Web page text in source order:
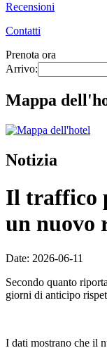
Recensioni
Contatti
Prenota ora
Arrivo:
Mappa
Notizia
Il traffico
un nuovo
Date: 2026-06-11
Secondo quanto
giorni di anticipo
I dati mostrano che il